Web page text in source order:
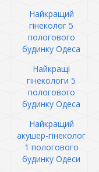
Найкращий
гінеколог 5
пологового
будинку Одеса
Найкращі
гінекологи 5
пологового
будинку Одеса
Найкращий
акушер-гінеколог
1 пологового
будинку Одеси